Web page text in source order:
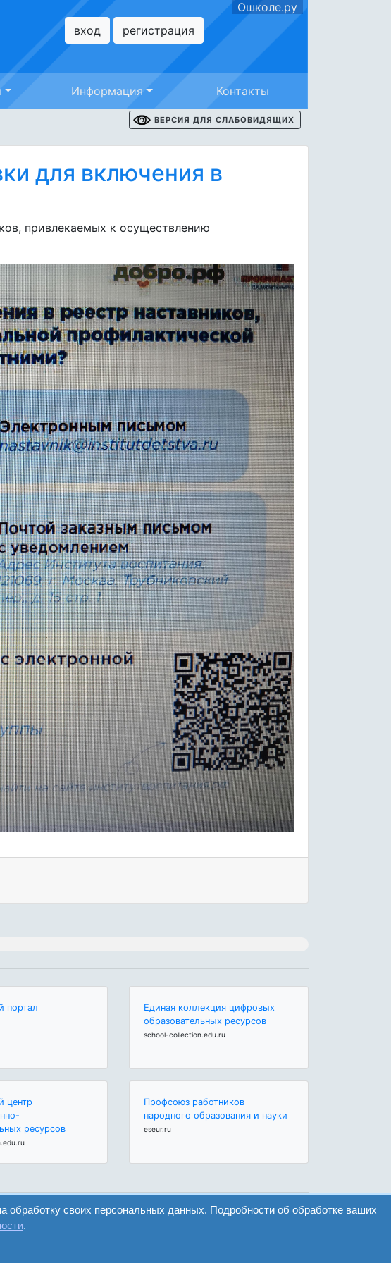
Ошколе.ру
вход
регистрация
Информация Контакты
ВЕРСИЯ ДЛЯ СЛАБОВИДЯЩИХ
для включения в
привлекаемых к осуществлению
портал
Единая коллекция цифровых
образовательных ресурсов
school-collection.edu.ru
центр
ресурсов
Профсоюз работников
народного образования и науки
eseur.ru
своих персональных данных. Подробности об обработке ваших
.